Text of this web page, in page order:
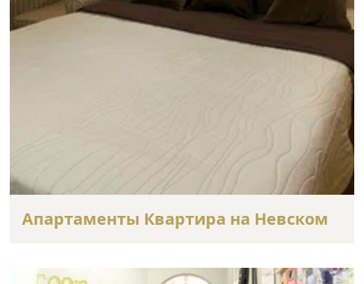
Апартаменты Квартира на Невском